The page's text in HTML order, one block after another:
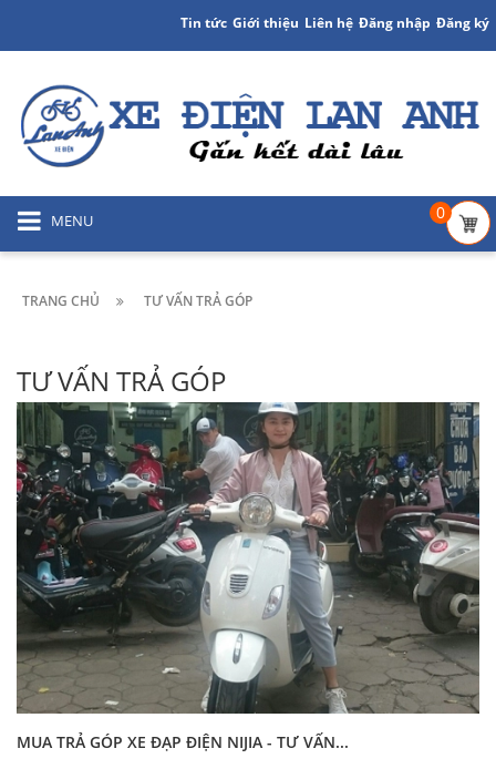
Tin tức Giới thiệu Liên hệ Đăng nhập Đăng ký
MENU 0
TRANG CHỦ TƯ VẤN TRẢ GÓP
TƯ VẤN TRẢ GÓP
MUA TRẢ GÓP XE ĐẠP ĐIỆN NIJIA - TƯ VẤN...